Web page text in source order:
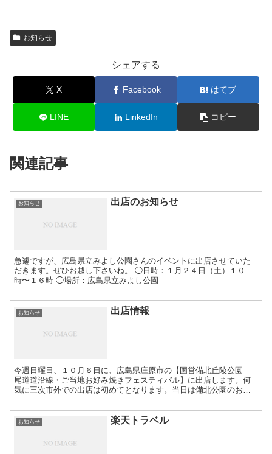
お知らせ
シェアする
X Facebook はてブ
LINE LinkedIn コピー
関連記事
お知らせ 出店のお知らせ
急遽ですが、広島県立みよし公園さんのイベントに出店させていた
だきます。ぜひお越し下さいね。 ◯日時：１月２４日（土）１０
時〜１６時 ◯場所：広島県立みよし公園
お知らせ 出店情報
今週日曜日、１０月６日に、広島県庄原市の【国営備北丘陵公園
尾道道沿線・ご当地お好み焼きフェスティバル】に出店します。何
気に三次市外での出店は初めてとなります。当日は備北公園のお花
場...
お知らせ 楽天トラベル